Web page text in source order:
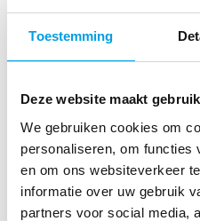
Toestemming
Deze website maakt
We gebruiken cookies om
personaliseren, om functies
en om ons websiteverkeer
informatie over uw gebruik
partners voor social media,
De Wet bescherming
werknemers goed te
dat u passende
maatregelen moet
personeelsdossiers
beveiligen. Vanaf 1